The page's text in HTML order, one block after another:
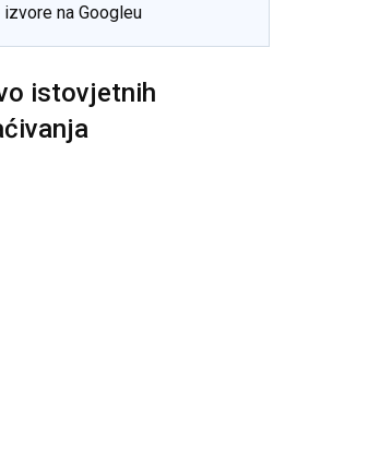
na Googleu
istovjetnih